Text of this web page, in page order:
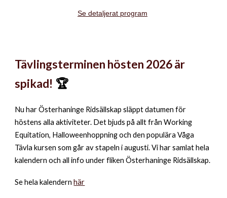
Se detaljerat program
Tävlingsterminen hösten 2026 är
spikad! 🏆
Nu har Österhaninge Ridsällskap släppt datumen för
höstens alla aktiviteter. Det bjuds på allt från Working
Equitation, Halloweenhoppning och den populära Våga
Tävla kursen som går av stapeln i augusti. Vi har samlat hela
kalendern och all info under fliken Österhaninge Ridsällskap.
Se hela kalendernhär